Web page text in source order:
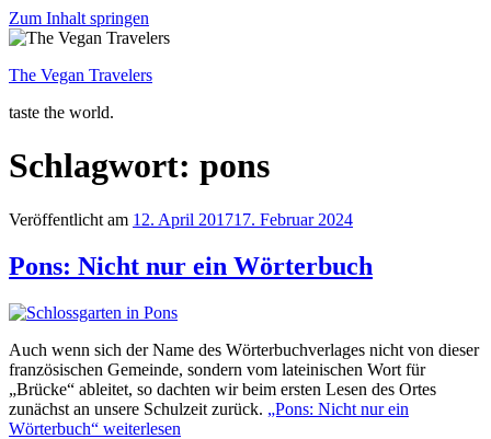
Zum Inhalt springen
The Vegan Travelers
taste the world.
Schlagwort: pons
Veröffentlicht am 12. April 201717. Februar 2024
Pons: Nicht nur ein Wörterbuch
Auch wenn sich der Name des Wörterbuchverlages nicht von dieser
französischen Gemeinde, sondern vom lateinischen Wort für
„Brücke“ ableitet, so dachten wir beim ersten Lesen des Ortes
zunächst an unsere Schulzeit zurück. „Pons: Nicht nur ein
Wörterbuch“ weiterlesen